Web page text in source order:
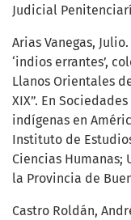
Judicial
Arias Vanegas,
‘indios errantes’,
Llanos Orientales
XIX”. En
indígenas en
Instituto de
Ciencias
la Provincia de
Castro Roldán,